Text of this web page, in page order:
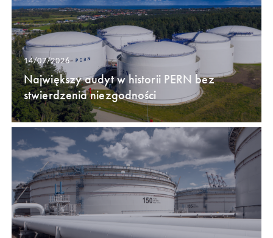
14/07/2026
Największy audyt w historii PERN bez
stwierdzenia niezgodności